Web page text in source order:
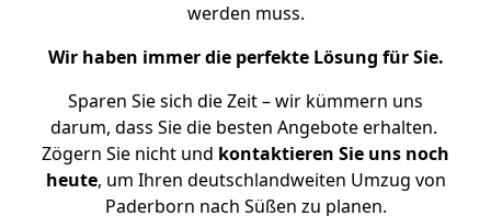
werden muss.
Wir haben immer die perfekte Lösung für Sie.
Sparen Sie sich die Zeit – wir kümmern uns
darum, dass Sie die besten Angebote erhalten.
Zögern Sie nicht und kontaktieren Sie uns noch
heute, um Ihren deutschlandweiten Umzug von
Paderborn nach Süßen zu planen.